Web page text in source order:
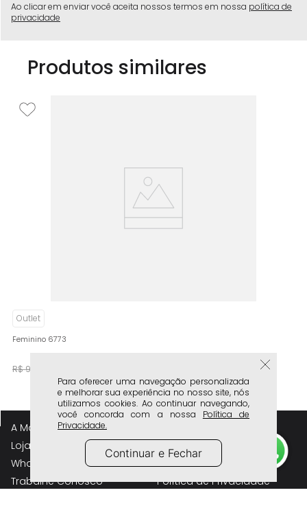
Para oferecer uma navegação personalizada
e melhorar sua experiência no nosso site, nós
utilizamos cookies. Ao continuar navegando,
você concorda com a nossa Política de
Privacidade.
Continuar e Fechar
Ao clicar em enviar você aceita nossos termos em nossa política de
privacidade
Produtos similares
Outlet
Feminino 6773
R$99
A Marca
Lojas Físicas
Whatsapp Lojas Físicas
Trabalhe Conosco
Frete e Entrega
Trocas e Devolução
Política de Privacidade